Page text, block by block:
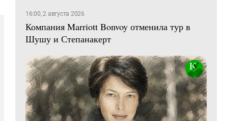
16:00, 2 августа 2026
Компания Marriott Bonvoy отменила тур в
Шушу и Степанакерт